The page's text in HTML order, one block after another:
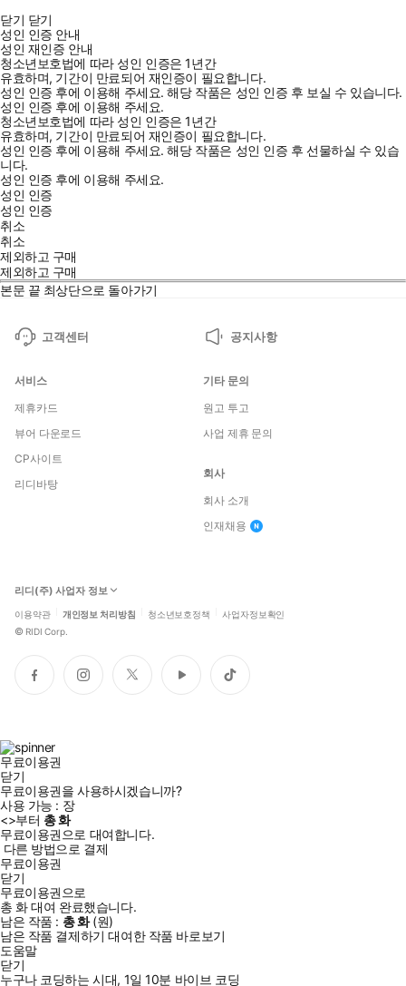
닫기 닫기
성인 인증 안내
성인 재인증 안내
청소년보호법에 따라 성인 인증은 1년간
유효하며, 기간이 만료되어 재인증이 필요합니다.
성인 인증 후에 이용해 주세요.해당 작품은 성인 인증 후 보실 수 있습니다.
성인 인증 후에 이용해 주세요.
청소년보호법에 따라 성인 인증은 1년간
유효하며, 기간이 만료되어 재인증이 필요합니다.
성인 인증 후에 이용해 주세요.해당 작품은 성인 인증 후 선물하실 수 있습
니다.
성인 인증 후에 이용해 주세요.
성인 인증
성인 인증
취소
취소
제외하고 구매
제외하고 구매
본문 끝 최상단으로 돌아가기
고객센터 공지사항
서비스
제휴카드
뷰어 다운로드
CP사이트
리디바탕
기타 문의
원고 투고
사업 제휴 문의
회사
회사 소개
인재채용
리디(주) 사업자 정보
이용약관 개인정보 처리방침 청소년보호정책 사업자정보확인
© RIDI Corp.
페
이
인
스
트
위
유
튜
틱
톡
무료이용권
닫기
무료이용권을 사용하시겠습니까?
사용 가능 : 장
<>부터 총화
무료이용권으로 대여합니다.
다른 방법으로 결제
무료이용권
닫기
무료이용권으로
총 화대여 완료했습니다.
남은 작품 : 총화(원)
남은 작품 결제하기 대여한 작품 바로보기
도움말
닫기
누구나 코딩하는 시대, 1일 10분 바이브 코딩